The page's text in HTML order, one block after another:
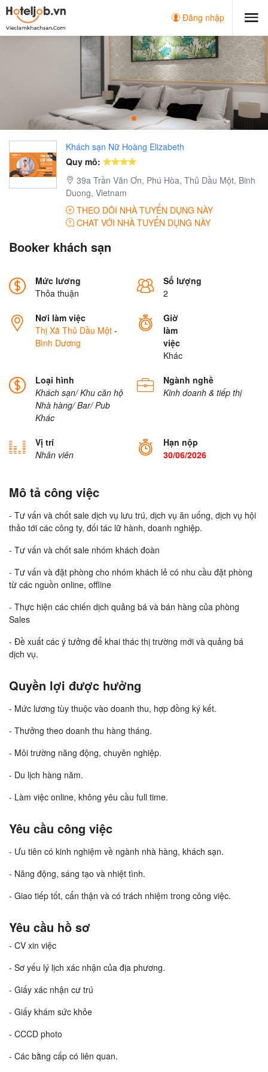
Đăng nhập
Khách sạn Nữ Hoàng Elizabeth
Quy mô:
39a Trần Văn Ơn, Phú Hòa, Thủ Dầu Một, Binh
Duong, Vietnam
THEO DÕI NHÀ TUYỂN DỤNG NÀY
CHAT VỚI NHÀ TUYỂN DỤNG NÀY
Booker khách sạn
Mức lương
Thỏa thuận
Số lượng
2
Nơi làm việc
Thị Xã Thủ Dầu Một -
Bình Dương
Giờ
làm
việc
Khác
Loại hình
Khách sạn/ Khu căn hộ
Nhà hàng/ Bar/ Pub
Khác
Ngành nghề
Kinh doanh & tiếp thị
Vị trí
Nhân viên
Hạn nộp
30/06/2026
Mô tả công việc
- Tư vấn và chốt sale dịch vụ lưu trú, dịch vụ ăn uống, dịch vụ hội
thảo tới các công ty, đối tác lữ hành, doanh nghiệp.
- Tư vấn và chốt sale nhóm khách đoàn
- Tư vấn và đặt phòng cho nhóm khách lẻ có nhu cầu đặt phòng
từ các nguồn online, offline
- Thực hiện các chiến dịch quảng bá và bán hàng của phòng
Sales
- Đề xuất các ý tưởng để khai thác thị trường mới và quảng bá
dịch vụ.
Quyền lợi được hưởng
- Mức lương tùy thuộc vào doanh thu, hợp đồng ký kết.
- Thưởng theo doanh thu hàng tháng.
- Môi trường năng động, chuyên nghiệp.
- Du lịch hàng năm.
- Làm việc online, không yêu cầu full time.
Yêu cầu công việc
- Ưu tiên có kinh nghiệm về ngành nhà hàng, khách sạn.
- Năng động, sáng tạo và nhiệt tình.
- Giao tiếp tốt, cẩn thận và có trách nhiệm trong công việc.
Yêu cầu hồ sơ
- CV xin việc
- Sơ yếu lý lịch xác nhận của địa phương.
- Giấy xác nhận cư trú
- Giấy khám sức khỏe
- CCCD photo
- Các bằng cấp có liên quan.